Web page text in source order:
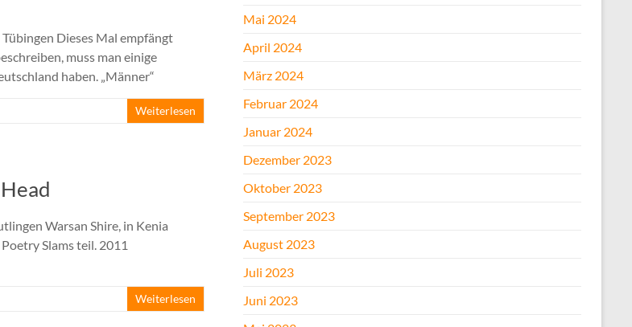
Dieses Mal empfängt
muss man einige
haben. „Männer“
Weiterlesen
Warsan Shire, in Kenia
Slams teil. 2011
Weiterlesen
Mai 2024
April 2024
März 2024
Februar 2024
Januar 2024
Dezember 2023
Oktober 2023
September 2023
August 2023
Juli 2023
Juni 2023